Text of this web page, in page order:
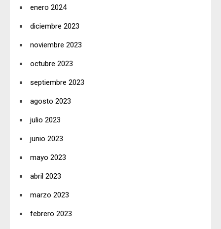
enero 2024
diciembre 2023
noviembre 2023
octubre 2023
septiembre 2023
agosto 2023
julio 2023
junio 2023
mayo 2023
abril 2023
marzo 2023
febrero 2023